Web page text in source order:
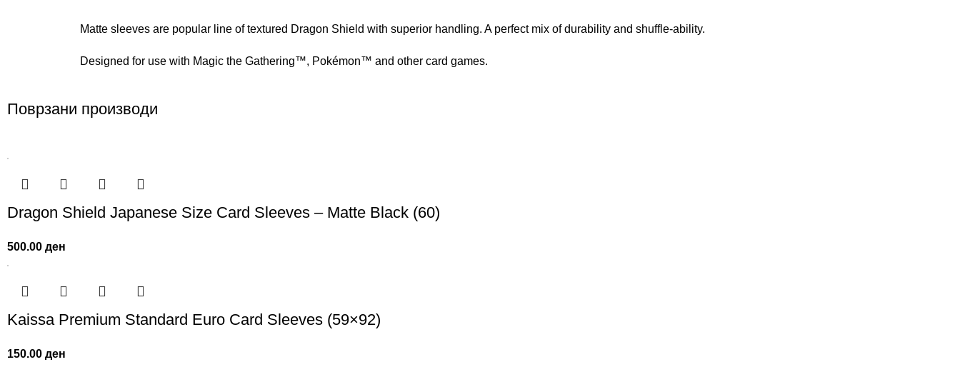
Matte sleeves are popular line of textured Dragon Shield with superior handling. A perfect mix of durability and shuffle-ability.
Designed for use with Magic the Gathering™, Pokémon™ and other card games.
Поврзани производи
Dragon Shield Japanese Size Card Sleeves – Matte Black (60)
500.00ден
Kaissa Premium Standard Euro Card Sleeves (59×92)
150.00ден